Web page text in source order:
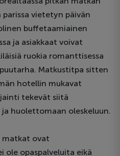
vietetyn päivän
buffetaamiainen
ja asiakkaat voivat
ruokia romanttisessa
Matkustitpa sitten
hotellin mukavat
tekevät siitä
huolettomaan oleskeluun.
matkat ovat
ole opaspalveluita eikä